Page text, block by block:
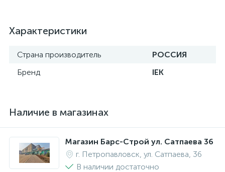
Характеристики
Страна производитель
РОССИЯ
Бренд
IEK
Наличие в магазинах
Магазин Барс-Строй ул. Сатпаева 36
г. Петропавловск, ул. Сатпаева, 36
В наличии достаточно